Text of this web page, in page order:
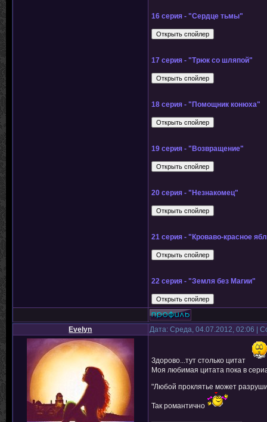
16 серия - "Сердце тьмы"
17 серия - "Трюк со шляпой"
18 серия - "Помощник конюха"
19 серия - "Возвращение"
20 серия - "Незнакомец"
21 серия - "Кроваво-красное
22 серия - "Земля без Магии"
Evelyn Дата: Среда, 04.07.2012, 02:06 |
Здорово...тут столько цитат
Моя любимая цитата пока в
"Любой проклятье может
Так романтично